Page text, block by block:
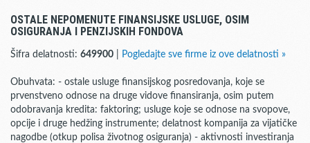
OSTALE NEPOMENUTE FINANSIJSKE USLUGE, OSIM
OSIGURANJA I PENZIJSKIH FONDOVA
Šifra delatnosti: 649900 Pogledajte sve firme iz ove delatnosti »
Obuhvata: - ostale usluge finansijskog posredovanja, koje se
prvenstveno odnose na druge vidove finansiranja, osim putem
odobravanja kredita: faktoring; usluge koje se odnose na svopove,
opcije i druge hedžing instrumente; delatnost kompanija za vijatičke
nagodbe (otkup polisa životnog osiguranja) - aktivnosti investiranja